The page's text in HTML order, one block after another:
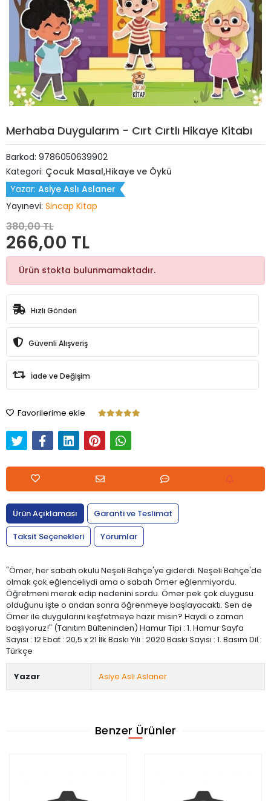
Merhaba Duygularım - Cırt Cırtlı Hikaye Kitabı
Barkod: 9786050639902
Kategori: Çocuk Masal,Hikaye ve Öykü
Yazar: Asiye Aslı Aslaner
Yayınevi: Sincap Kitap
380,00 TL
266,00 TL
Ürün stokta bulunmamaktadır.
Hızlı Gönderi
Güvenli Alışveriş
İade ve Değişim
Favorilerime ekle
Ürün Açıklaması
Garanti ve Teslimat
Taksit Seçenekleri
Yorumlar
"Ömer, her sabah okulu Neşeli Bahçe'ye giderdi. Neşeli Bahçe'de
olmak çok eğlenceliydi ama o sabah Ömer eğlenmiyordu.
Öğretmeni merak edip nedenini sordu. Ömer pek çok duygusu
olduğunu işte o andan sonra öğrenmeye başlayacaktı. Sen de
Ömer ile duygularını keşfetmeye hazır mısın? Haydi o zaman
başlıyoruz!" (Tanıtım Bülteninden) Hamur Tipi : 1. Hamur Sayfa
Sayısı : 12 Ebat : 20,5 x 21 İlk Baskı Yılı : 2020 Baskı Sayısı : 1. Basım Dil :
Türkçe
Yazar Asiye Aslı Aslaner
Benzer Ürünler